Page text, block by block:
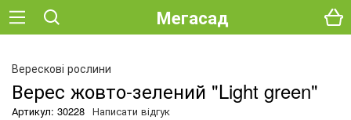
Мегасад
Верескові рослини
Верес жовто-зелений "Light green"
Артикул: 30228 Написати відгук